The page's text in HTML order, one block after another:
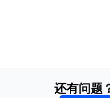
还有问题